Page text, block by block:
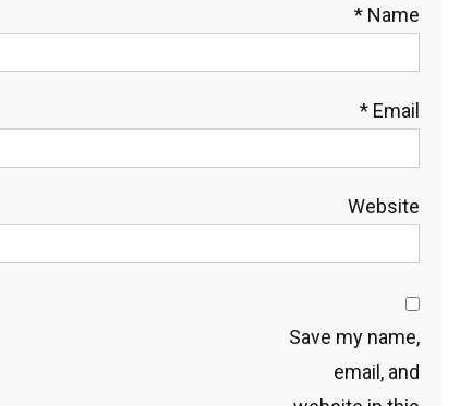
Name
*
Email
*
Website
Save my name,
email, and